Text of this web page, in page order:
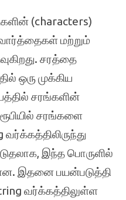
(characters)
வார்த்தைகள் மற்றும்
சரத்தை
ஒரு முக்கிய
சரங்களின்
சரங்களை
வர்க்கத்திலிருந்து
இந்த பொருளில்
இதனை பயன்படுத்தி
வர்க்கத்திலுள்ள